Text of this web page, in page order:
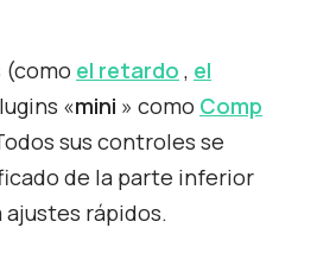
(como el retardo , el
«mini » como Comp
sus controles se
de la parte inferior
rápidos.